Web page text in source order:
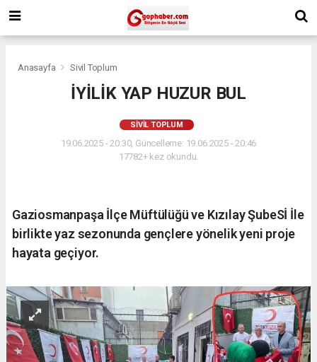
Anasayfa Sivil Toplum
İYİLİK YAP HUZUR BUL
SIVIL TOPLUM
19.06.2025 - 20:30, Güncelleme: 19.06.2025 - 20:46
17782+ kez okundu.
Gaziosmanpaşa İlçe Müftülüğü ve Kızılay ŞubeSİ İle
birlikte yaz sezonunda gençlere yönelik yeni proje
hayata geçiyor.